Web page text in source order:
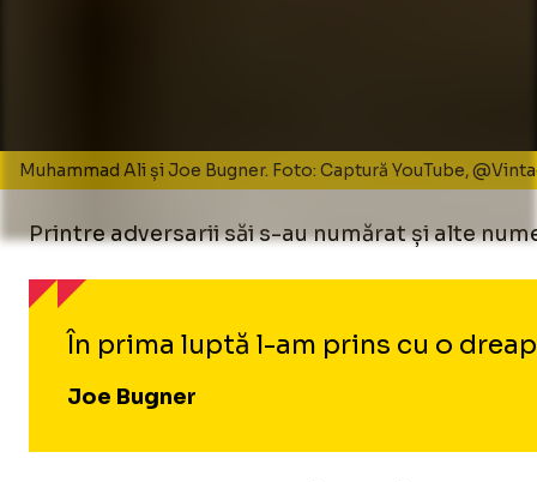
Muhammad Ali și Joe Bugner. Foto: Captură YouTube,
Printre adversarii săi s-au numărat și alte
În prima luptă l-am prins cu o
Joe Bugner